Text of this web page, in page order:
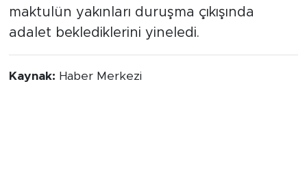
maktulün yakınları duruşma çıkışında
adalet beklediklerini yineledi.
Kaynak: Haber Merkezi